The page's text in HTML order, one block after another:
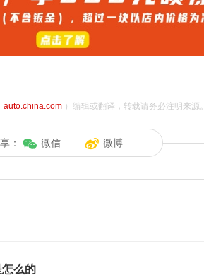
auto.china.com）编辑或翻译，转载请务必注明来源。
： 微信 微博
么的